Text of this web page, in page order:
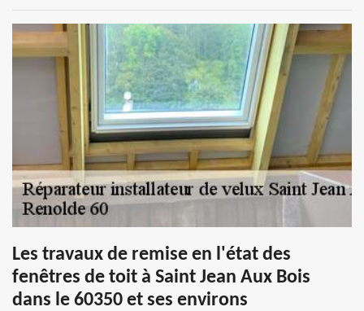
Les travaux de remise en l'état des
fenêtres de toit à Saint Jean Aux Bois
dans le 60350 et ses environs